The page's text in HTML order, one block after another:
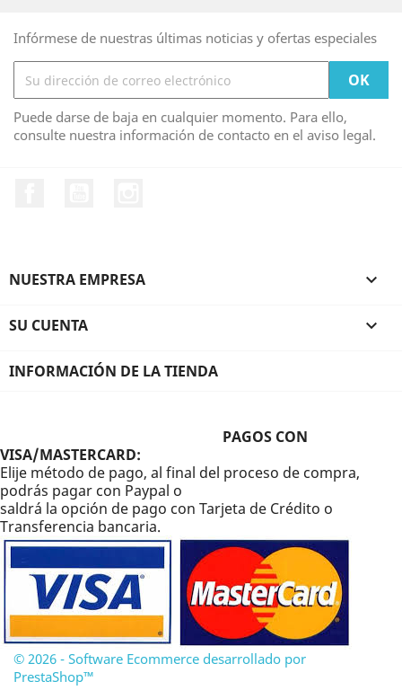
Infórmese de nuestras últimas noticias y ofertas especiales
Puede darse de baja en cualquier momento. Para ello,
consulte nuestra información de contacto en el aviso legal.
NUESTRA EMPRESA 
SU CUENTA 
INFORMACIÓN DE LA TIENDA
PAGOS CON
VISA/MASTERCARD:
Elije método de pago, al final del proceso de compra,
podrás pagar con Paypal o
saldrá la opción de pago con Tarjeta de Crédito o
Transferencia bancaria.
© 2026 - Software Ecommerce desarrollado por
PrestaShop™